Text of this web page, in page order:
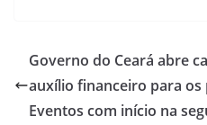
Governo do Ceará abre
auxílio financeiro para
Eventos com início na